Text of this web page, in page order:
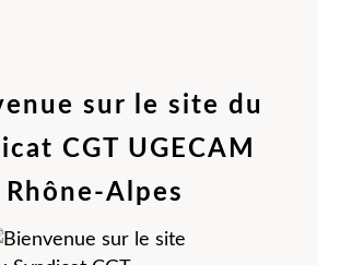
sur le site du
CGT UGECAM
Rhône-Alpes